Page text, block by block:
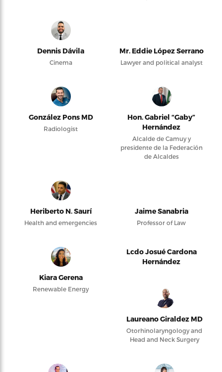
Dennis Dávila
Cinema
Mr. Eddie López Serrano
Lawyer and political analyst
González Pons MD
Radiologist
Hon. Gabriel “Gaby”
Hernández
Alcalde de Camuy y
presidente de la Federación
de Alcaldes
Heriberto N. Saurí
Health and emergencies
Jaime Sanabria
Professor of Law
Kiara Gerena
Renewable Energy
Lcdo Josué Cardona
Hernández
Laureano Giraldez MD
Otorhinolaryngology and
Head and Neck Surgery